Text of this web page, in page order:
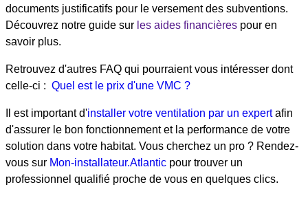
documents justificatifs pour le versement des subventions.
Découvrez notre guide sur les aides financières pour en
savoir plus.
Retrouvez d'autres FAQ qui pourraient vous intéresser dont
celle-ci : Quel est le prix d'une VMC ?
Il est important d'installer votre ventilation par un expertafin
d'assurer le bon fonctionnement et la performance de votre
solution dans votre habitat. Vous cherchez un pro ? Rendez-
vous sur Mon-installateur.Atlantic pour trouver un
professionnel qualifié proche de vous en quelques clics.